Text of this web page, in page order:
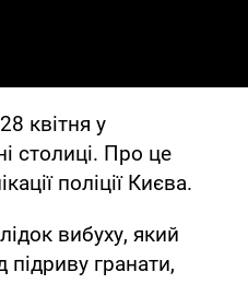
квітня у
столиці. Про це
поліції Києва.
вибуху, який
підриву гранати,